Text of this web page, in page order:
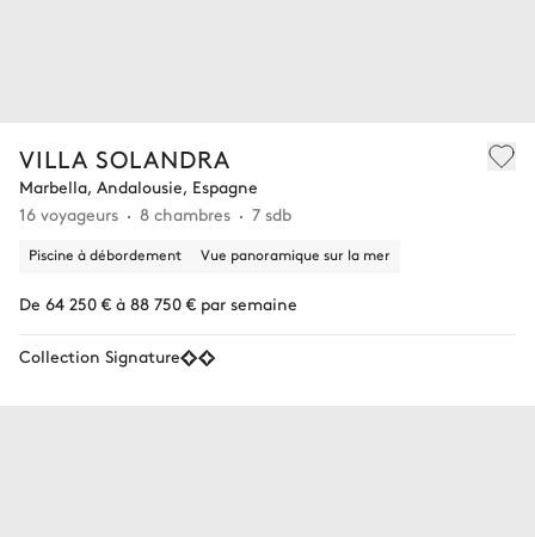
VILLA SOLANDRA
Marbella, Andalousie, Espagne
16 voyageurs
8 chambres 7 sdb
Piscine à débordement Vue panoramique sur la mer
De 64 250 € à 88 750 € par semaine
Collection Signature